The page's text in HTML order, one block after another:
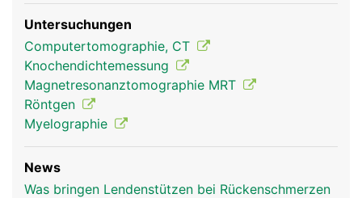
Untersuchungen
Computertomographie, CT
Knochendichtemessung
Magnetresonanztomographie MRT
Röntgen
Myelographie
News
Was bringen Lendenstützen bei Rückenschmerzen